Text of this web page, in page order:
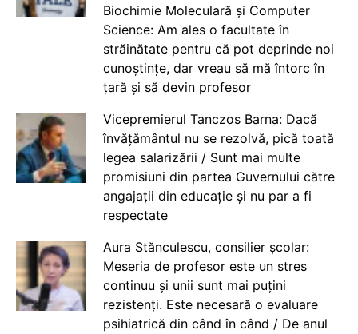
Biochimie Moleculară și Computer
Science: Am ales o facultate în
străinătate pentru că pot deprinde noi
cunoștințe, dar vreau să mă întorc în
țară și să devin profesor
Vicepremierul Tanczos Barna: Dacă
învățământul nu se rezolvă, pică toată
legea salarizării / Sunt mai multe
promisiuni din partea Guvernului către
angajații din educație și nu par a fi
respectate
Aura Stănculescu, consilier școlar:
Meseria de profesor este un stres
continuu și unii sunt mai puțini
rezistenți. Este necesară o evaluare
psihiatrică din când în când / De anul